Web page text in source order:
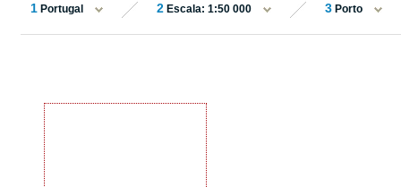
1 Portugal 2 Escala: 1:50 000 3 Porto